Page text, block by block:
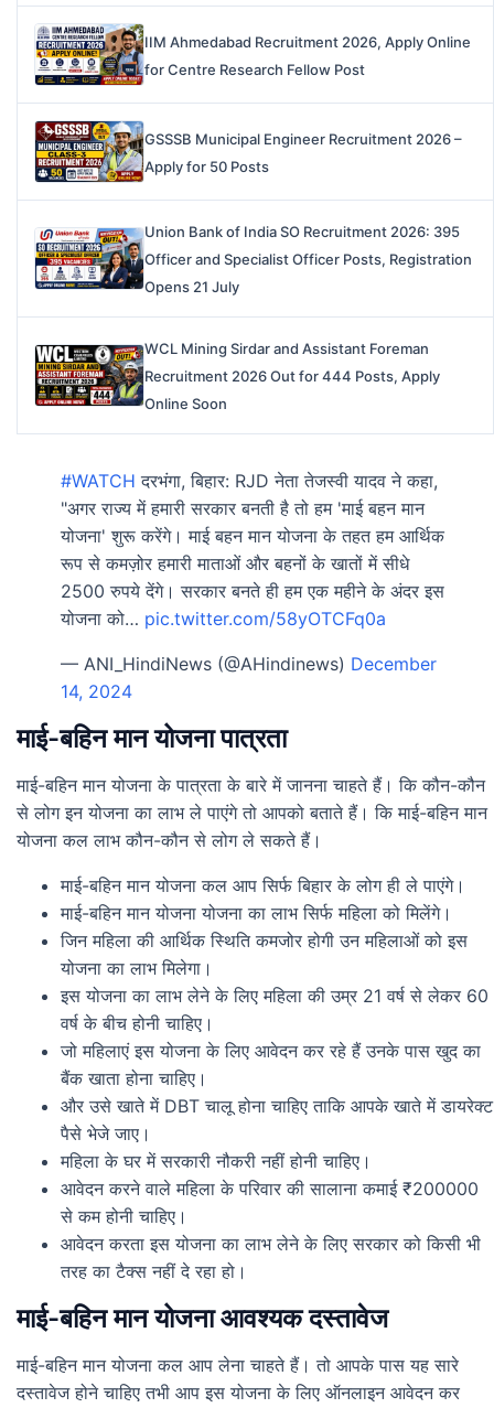
IIM Ahmedabad Recruitment 2026, Apply Online
for Centre Research Fellow Post
GSSSB Municipal Engineer Recruitment 2026 –
Apply for 50 Posts
Union Bank of India SO Recruitment 2026: 395
Officer and Specialist Officer Posts, Registration
Opens 21 July
WCL Mining Sirdar and Assistant Foreman
Recruitment 2026 Out for 444 Posts, Apply
Online Soon
#WATCH दरभंगा, बिहार: RJD नेता तेजस्वी यादव ने कहा,
"अगर राज्य में हमारी सरकार बनती है तो हम 'माई बहन मान
योजना' शुरू करेंगे। माई बहन मान योजना के तहत हम आर्थिक
रूप से कमज़ोर हमारी माताओं और बहनों के खातों में सीधे
2500 रुपये देंगे। सरकार बनते ही हम एक महीने के अंदर इस
योजना को… pic.twitter.com/58yOTCFq0a
— ANI_HindiNews (@AHindinews) December
14, 2024
माई-बहिन मान योजना पात्रता
माई-बहिन मान योजना के पात्रता के बारे में जानना चाहते हैं। कि कौन-कौन
से लोग इन योजना का लाभ ले पाएंगे तो आपको बताते हैं। कि माई-बहिन मान
योजना कल लाभ कौन-कौन से लोग ले सकते हैं।
माई-बहिन मान योजना कल आप सिर्फ बिहार के लोग ही ले पाएंगे।
माई-बहिन मान योजना योजना का लाभ सिर्फ महिला को मिलेंगे।
जिन महिला की आर्थिक स्थिति कमजोर होगी उन महिलाओं को इस
योजना का लाभ मिलेगा।
इस योजना का लाभ लेने के लिए महिला की उम्र 21 वर्ष से लेकर 60
वर्ष के बीच होनी चाहिए।
जो महिलाएं इस योजना के लिए आवेदन कर रहे हैं उनके पास खुद का
बैंक खाता होना चाहिए।
और उसे खाते में DBT चालू होना चाहिए ताकि आपके खाते में डायरेक्ट
पैसे भेजे जाए।
महिला के घर में सरकारी नौकरी नहीं होनी चाहिए।
आवेदन करने वाले महिला के परिवार की सालाना कमाई ₹200000
से कम होनी चाहिए।
आवेदन करता इस योजना का लाभ लेने के लिए सरकार को किसी भी
तरह का टैक्स नहीं दे रहा हो।
माई-बहिन मान योजना आवश्यक दस्तावेज
माई-बहिन मान योजना कल आप लेना चाहते हैं। तो आपके पास यह सारे
दस्तावेज होने चाहिए तभी आप इस योजना के लिए ऑनलाइन आवेदन कर